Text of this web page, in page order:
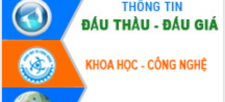
Phát động hai phong trào thi đua quan
trọng trong kỷ nguyên mới
Hội nghị lần thứ tư Ban Chỉ đạo công
tác bầu cử tỉnh Đắk Lắk
Hội nghị Báo cáo viên Trung ương
tháng 01/2026
Phó Thủ tướng Hồ Quốc Dũng đánh giá
cao kết quả Chiến dịch Quang Trung
tại Đắk Lắk